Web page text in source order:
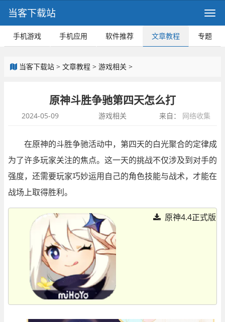
当客下载站
手机游戏 手机应用 软件推荐 文章教程 专题
当客下载站 > 文章教程 > 游戏相关 >
原神斗胜争驰第四天怎么打
2024-05-09 游戏相关 来自： 网络收集
在原神的斗胜争驰活动中，第四天的白光聚合的定律成
为了许多玩家关注的焦点。这一天的挑战不仅涉及到对手的
强度，还需要玩家巧妙运用自己的角色技能与战术，才能在
战场上取得胜利。
原神4.4正式版